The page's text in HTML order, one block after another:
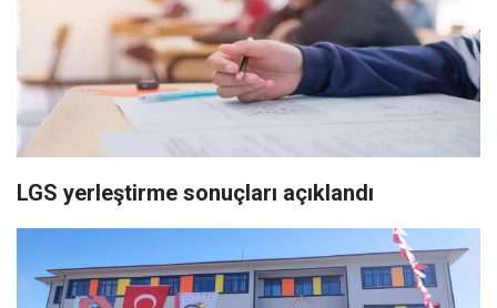
LGS yerleştirme sonuçları açıklandı